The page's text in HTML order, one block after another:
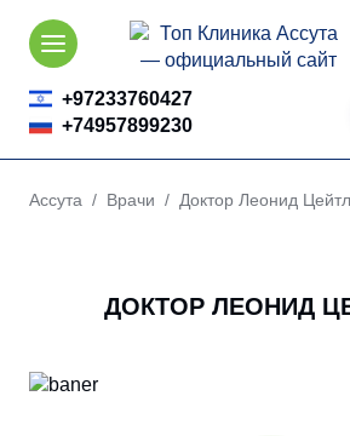
Skip
content
+97233760427
+74957899230
Ассута / Врачи / Доктор Леонид
ДОКТОР ЛЕОНИД